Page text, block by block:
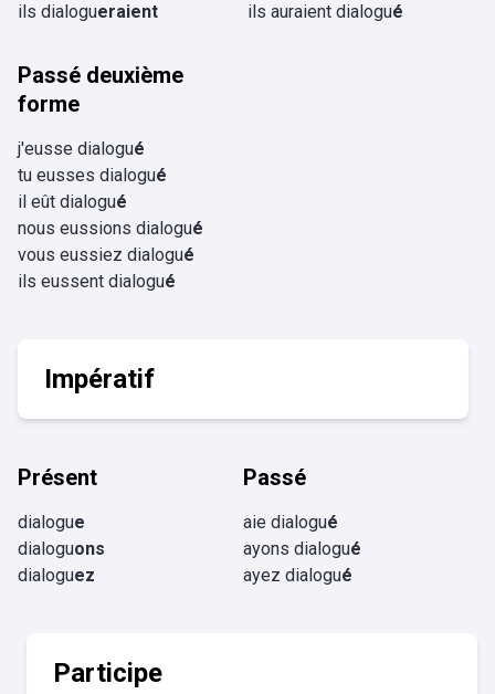
ils dialogueraient ils auraient dialogué
Passé deuxième
forme
j'eusse dialogué
tu eusses dialogué
il eût dialogué
nous eussions dialogué
vous eussiez dialogué
ils eussent dialogué
Impératif
Présent
dialogue
dialoguons
dialoguez
Passé
aie dialogué
ayons dialogué
ayez dialogué
Participe